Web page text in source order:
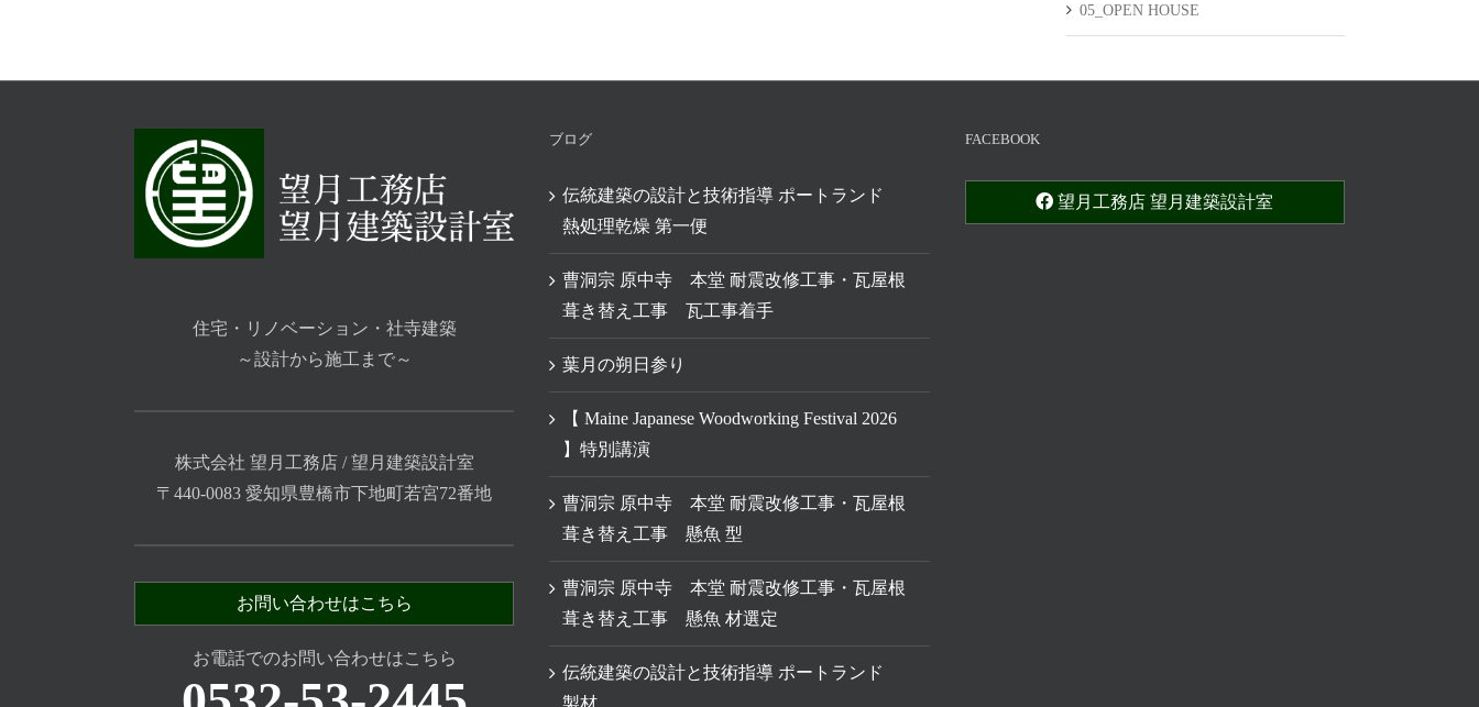
05_OPEN HOUSE
住宅・リノベーション・社寺建築
～設計から施工まで～
株式会社 望月工務店 / 望月建築設計室
〒440-0083 愛知県豊橋市下地町若宮72番地
お問い合わせはこちら
お電話でのお問い合わせはこちら
ブログ
伝統建築の設計と技術指導 ポートランド
熱処理乾燥 第一便
曹洞宗 原中寺 本堂 耐震改修工事・瓦屋根
葺き替え工事 瓦工事着手
葉月の朔日参り
【 Maine Japanese Woodworking Festival 2026
】特別講演
曹洞宗 原中寺 本堂 耐震改修工事・瓦屋根
葺き替え工事 懸魚 型
曹洞宗 原中寺 本堂 耐震改修工事・瓦屋根
葺き替え工事 懸魚 材選定
伝統建築の設計と技術指導 ポートランド
製材
FACEBOOK
望月工務店 望月建築設計室